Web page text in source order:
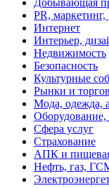
Добывающая
PR, маркетинг,
Интернет
Интерьер,
Недвижимость
Безопасность
Культурные
Рынки и
Мода, одежда,
Оборудование,
Сфера услуг
Страхование
АПК и
Нефть, газ,